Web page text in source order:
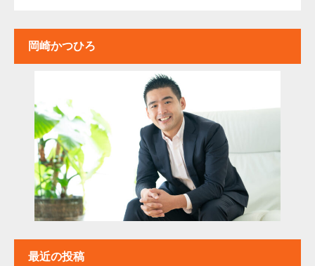
岡崎かつひろ
最近の投稿